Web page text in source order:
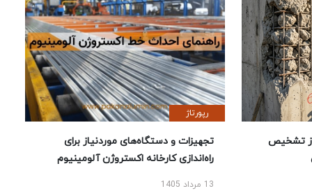
تشخیص
رپورتاژ
تجهیزات و دستگاه‌های موردنیاز برای
راه‌اندازی کارخانه اکستروژن آلومینیوم
13 مرداد 1405